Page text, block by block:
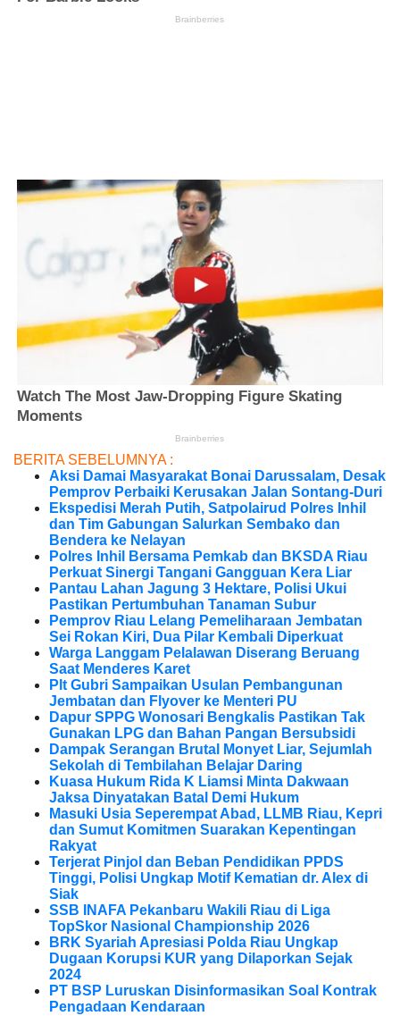
BERITA SEBELUMNYA :
Aksi Damai Masyarakat Bonai Darussalam, Desak
Pemprov Perbaiki Kerusakan Jalan Sontang-Duri
Ekspedisi Merah Putih, Satpolairud Polres Inhil
dan Tim Gabungan Salurkan Sembako dan
Bendera ke Nelayan
Polres Inhil Bersama Pemkab dan BKSDA Riau
Perkuat Sinergi Tangani Gangguan Kera Liar
Pantau Lahan Jagung 3 Hektare, Polisi Ukui
Pastikan Pertumbuhan Tanaman Subur
Pemprov Riau Lelang Pemeliharaan Jembatan
Sei Rokan Kiri, Dua Pilar Kembali Diperkuat
Warga Langgam Pelalawan Diserang Beruang
Saat Menderes Karet
Plt Gubri Sampaikan Usulan Pembangunan
Jembatan dan Flyover ke Menteri PU
Dapur SPPG Wonosari Bengkalis Pastikan Tak
Gunakan LPG dan Bahan Pangan Bersubsidi
Dampak Serangan Brutal Monyet Liar, Sejumlah
Sekolah di Tembilahan Belajar Daring
Kuasa Hukum Rida K Liamsi Minta Dakwaan
Jaksa Dinyatakan Batal Demi Hukum
Masuki Usia Seperempat Abad, LLMB Riau, Kepri
dan Sumut Komitmen Suarakan Kepentingan
Rakyat
Terjerat Pinjol dan Beban Pendidikan PPDS
Tinggi, Polisi Ungkap Motif Kematian dr. Alex di
Siak
SSB INAFA Pekanbaru Wakili Riau di Liga
TopSkor Nasional Championship 2026
BRK Syariah Apresiasi Polda Riau Ungkap
Dugaan Korupsi KUR yang Dilaporkan Sejak
2024
PT BSP Luruskan Disinformasikan Soal Kontrak
Pengadaan Kendaraan